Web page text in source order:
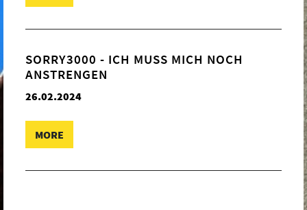
SORRY3000 - ICH MUSS MICH NOCH
ANSTRENGEN
26.02.2024
MORE